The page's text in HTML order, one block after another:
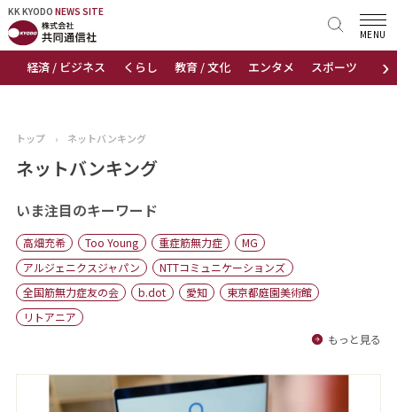
KK KYODO NEWS SITE
›
経済 / ビジネス くらし 教育 / 文化 エンタメ スポーツ 地域
MENU
KK KYODONEWS SITE
トップページ
ニュース
おすすめコンテンツ
出版物
会社概要
トップ › ネットバンキング
ネットバンキング
いま注目のキーワード
高畑充希 Too Young 重症筋無力症
MG
アルジェニクスジャパン
NTTコミュニケーションズ
全国筋無力症友の会
b.dot 愛知
東京都庭園美術館
リトアニア
もっと見る